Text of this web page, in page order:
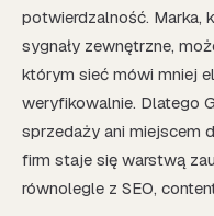
potwierdzalność. Marka,
sygnały zewnętrzne,
którym sieć mówi mniej
weryfikowalnie. Dlatego
sprzedaży ani miejscem
firm staje się warstwą
równolegle z SEO,